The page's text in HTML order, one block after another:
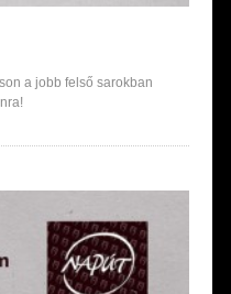
a jobb felső sarokban